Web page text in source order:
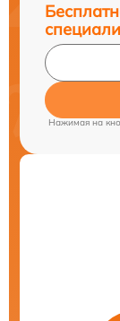
Нажимая на